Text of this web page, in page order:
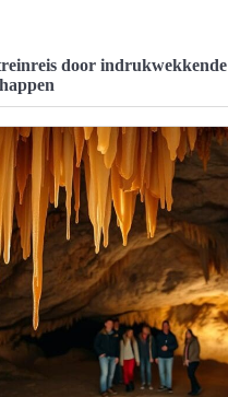
door indrukwekkende